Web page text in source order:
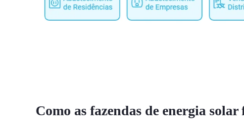
Como as fazendas de energia